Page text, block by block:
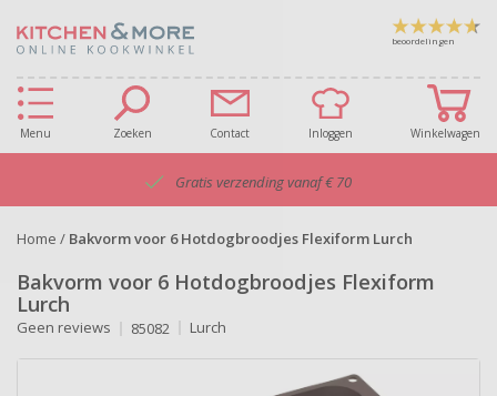
beoordelingen
Menu Zoeken Contact Inloggen Winkelwagen
Gratis verzending vanaf € 70
Home / Bakvorm voor 6 Hotdogbroodjes Flexiform Lurch
Bakvorm voor 6 Hotdogbroodjes Flexiform
Lurch
Geen reviews 85082 Lurch